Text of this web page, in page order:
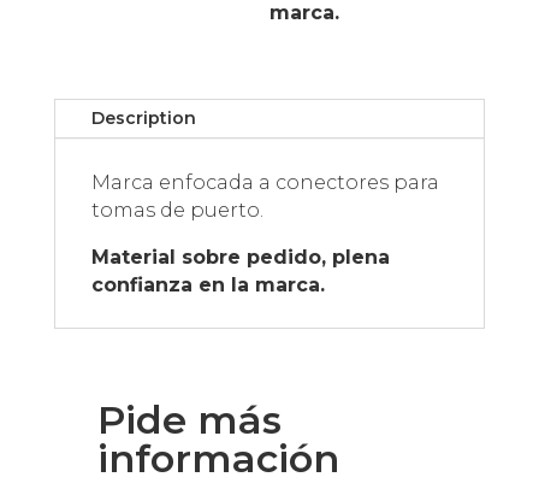
marca.
Description
Marca enfocada a conectores para
tomas de puerto.
Material sobre pedido, plena
confianza en la marca.
Pide más
información